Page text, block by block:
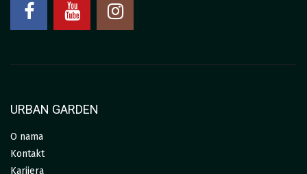
URBAN GARDEN
O nama
Kontakt
Karijera